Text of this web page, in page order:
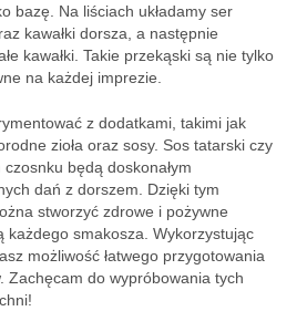
bazę. Na liściach układamy ser
kawałki dorsza, a następnie
kawałki. Takie przekąski są nie tylko
na każdej imprezie.
z dodatkami, takimi jak
zioła oraz sosy. Sos tatarski czy
będą doskonałym
dań z dorszem. Dzięki tym
stworzyć zdrowe i pożywne
każdego smakosza. Wykorzystując
możliwość łatwego przygotowania
Zachęcam do wypróbowania tych